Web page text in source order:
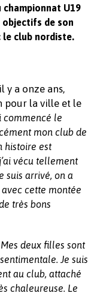
championnat U19
objectifs de son
le club nordiste.
y a onze ans,
pour la ville et le
commencé le
mon club de
histoire est
vécu tellement
suis arrivé, on a
cette montée
très bons
deux filles sont
Je suis
au club, attaché
chaleureuse. Le